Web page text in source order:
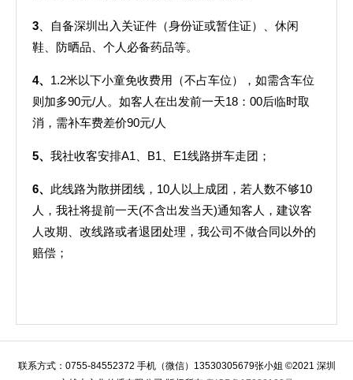
3 、自备深圳出入关证件（身份证或暂住证）、休闲
鞋、防晒品、个人必备药品等。
4、 1.2米以下小童免收费用（不占车位），如需含车位
则加多90元/人。如客人在出发前一天18：00后临时取
消，需补车费差价90元/人
5、 我社收客安排A1、B1、E1线路拼车走团；
6、 此线路为散拼团线，10人以上成团，若人数不够10
人，我社将提前一天(不含出发当天)通知客人，建议客
人改期、改线路或者退团处理，我公司不做合同以外的
赔偿；
联系方式：0755-84552372 手机（微信）13530305679张小姐 ©2021 深圳